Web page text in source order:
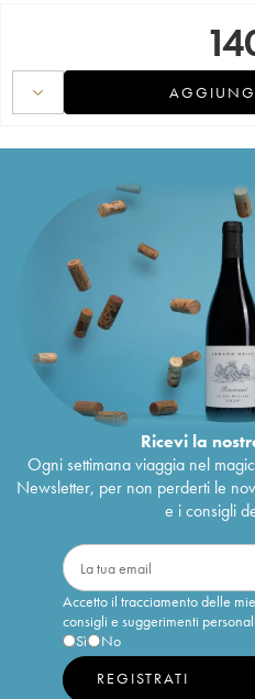
Ricevi la
Ogni settimana viaggia nel
Newsletter, per non perderti le
e i consigli
Accetto il tracciamento delle
consigli e suggerimenti
Sì
No
REGISTRATI